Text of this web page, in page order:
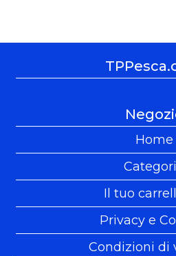
Home
Il tuo
Privacy e
Condizioni di